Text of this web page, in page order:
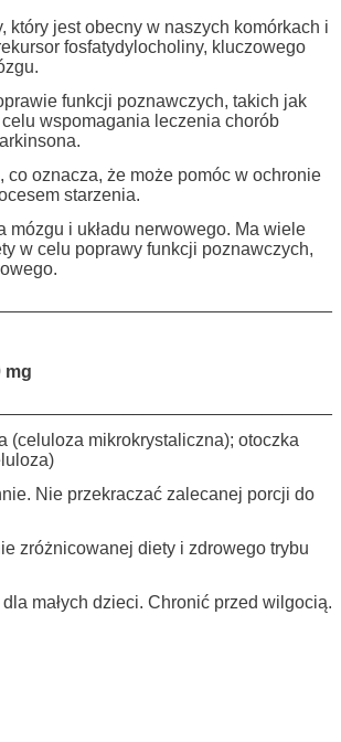
jest obecny w naszych komórkach i
fosfatydylocholiny, kluczowego
funkcji poznawczych, takich jak
wspomagania leczenia chorób
oznacza, że może pomóc w ochronie
starzenia.
mózgu i układu nerwowego. Ma wiele
w celu poprawy funkcji poznawczych,
mg
(celuloza mikrokrystaliczna); otoczka
Nie przekraczać zalecanej porcji do
zróżnicowanej diety i zdrowego trybu
małych dzieci. Chronić przed wilgocią.